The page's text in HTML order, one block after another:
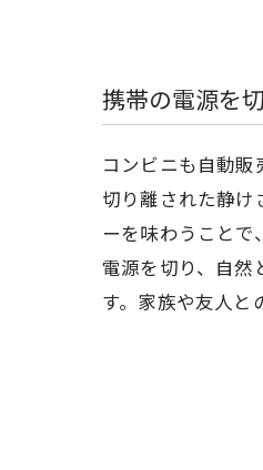
携帯の電源を
コンビニも自動
切り離された静け
ーを味わうことで
電源を切り、自
す。家族や友人と